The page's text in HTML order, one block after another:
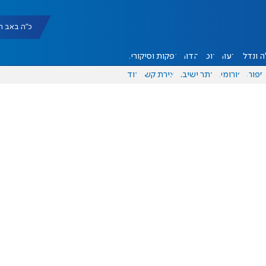
כ"ה באב תשפ"ו
ונדל"ן דעות אוכל יהדות הפקות וסיקורים
ספורט פורומים אתר ישיבה יצירת קשר עוד